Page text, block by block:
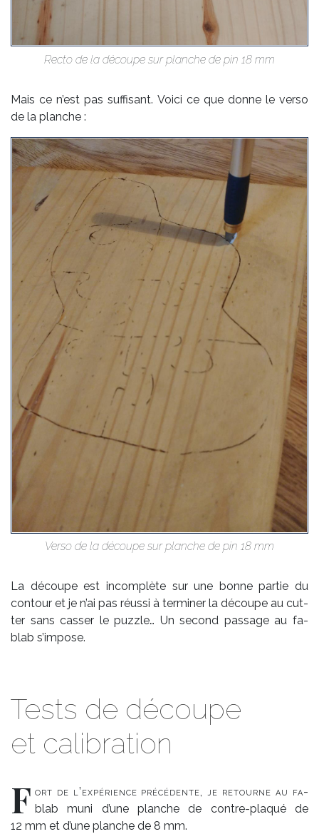
Rec­to de la dé­coupe sur planche de pin 18 mm
Mais ce n’est pas suf­fi­sant. Voi­ci ce que donne le ver­so
de la plan­che :
Ver­so de la dé­coupe sur planche de pin 18 mm
La dé­coupe est in­com­plète sur une bonne par­tie du
contour et je n’ai pas réus­si à ter­mi­ner la dé­coupe au cut­
ter sans cas­ser le puzz­le… Un se­cond pas­sage au fa­
blab s’im­pose.
Tests de découpe
et calibration
F ort de l’ex­pé­rience pré­cé­den­te, je re­tourne au fa­
blab mu­ni d’une planche de contre-pla­qué de
12 mm et d’une planche de 8 mm.